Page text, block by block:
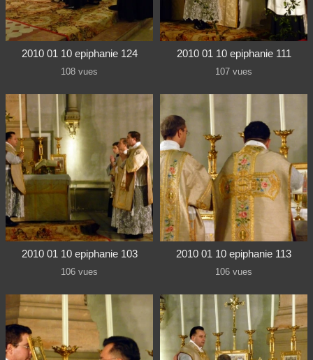
2010 01 10 epiphanie 124
108 vues
2010 01 10 epiphanie 111
107 vues
2010 01 10 epiphanie 103
106 vues
2010 01 10 epiphanie 113
106 vues